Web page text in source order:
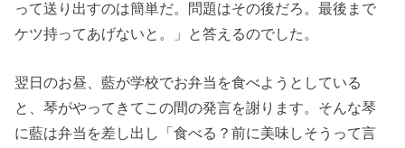
って送り出すのは簡単だ。問題はその後だろ。最後まで
ケツ持ってあげないと。」と答えるのでした。
翌日のお昼、藍が学校でお弁当を食べようとしている
と、琴がやってきてこの間の発言を謝ります。そんな琴
に藍は弁当を差し出し「食べる？前に美味しそうって言